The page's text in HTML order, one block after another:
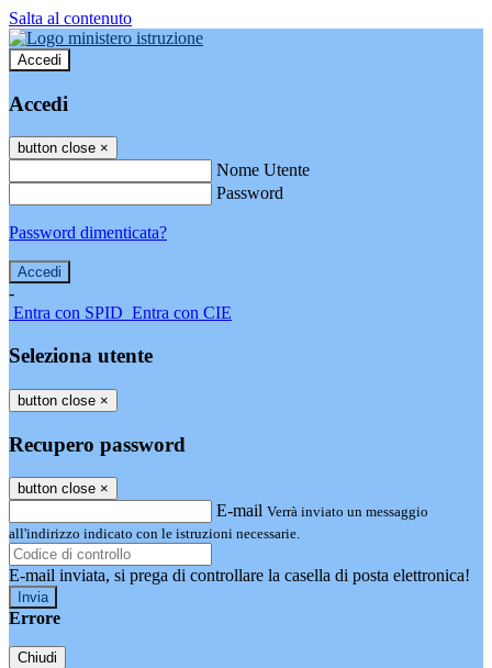
Salta al contenuto
Accedi
Accedi
button close ×
Nome Utente
Password
Password dimenticata?
-
Entra con SPID Entra con CIE
Seleziona utente
button close ×
Recupero password
button close ×
E-mail Verrà inviato un messaggio
all'indirizzo indicato con le istruzioni necessarie.
E-mail inviata, si prega di controllare la casella di posta elettronica!
Errore
Chiudi